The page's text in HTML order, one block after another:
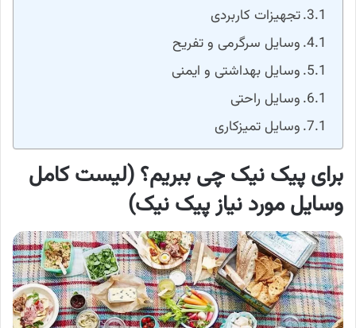
تجهیزات کاربردی
وسایل سرگرمی و تفریح
وسایل بهداشتی و ایمنی
وسایل راحتی
وسایل تمیزکاری
برای پیک نیک چیببریم؟ (لیست کامل
وسایل مورد نیاز پیک نیک)